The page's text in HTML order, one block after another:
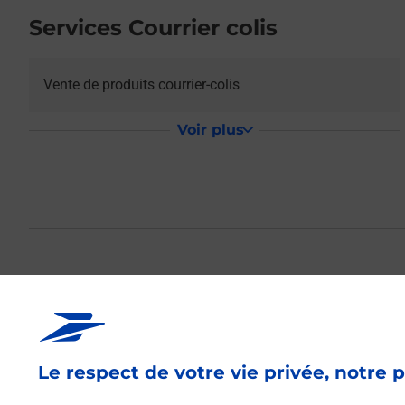
Le respect de votre vie privée, notre
Services Courrier colis
Vente de produits courrier-colis
Voir plus
La Poste Relais
BURALISTE
Votre point de contact La Poste Relais FROTEY AU